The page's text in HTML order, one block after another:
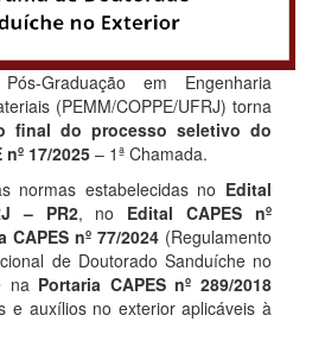
Graduação em Engenharia
(PEMM/COPPE/UFRJ) torna
final do processo seletivo do
nº 17/2025 – 1ª Chamada.
normas estabelecidas no Edital
– PR2, no Edital CAPES nº
CAPES nº 77/2024 (Regulamento
de Doutorado Sanduíche no
na Portaria CAPES nº 289/2018
e auxílios no exterior aplicáveis à